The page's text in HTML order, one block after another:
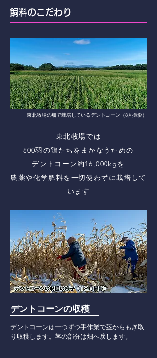
飼料のこだわり
東北牧場の畑で栽培しているデントコーン（8月撮影）
東北牧場では
800羽の鶏たちをまかなうための
デントコーン約16,000kgを
農薬や化学肥料を一切使わずに栽培して
います
デントコーンの収穫
デントコーンは一つずつ手作業で茎からもぎ取
り収穫します。茎の部分は畑へ戻します。